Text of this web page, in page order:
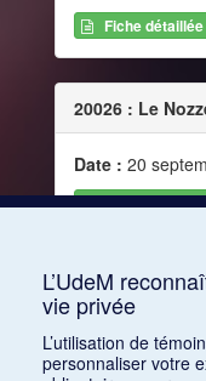
Fiche détaillée
20026 : Le
Date : 20
Fiche détaillée
20027 : Norma
Date : 17
L’UdeM
vie privée
L’utilisation de
personnaliser votre